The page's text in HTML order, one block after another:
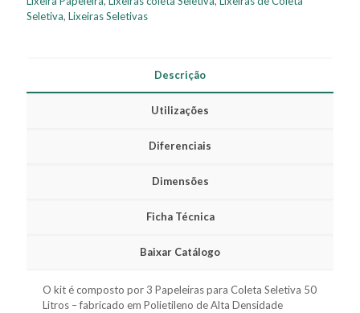
Seletiva, Lixeiras Seletivas
Descrição
Utilizações
Diferenciais
Dimensões
Ficha Técnica
Baixar Catálogo
O kit é composto por 3 Papeleiras para Coleta Seletiva 50
Litros – fabricado em Polietileno de Alta Densidade